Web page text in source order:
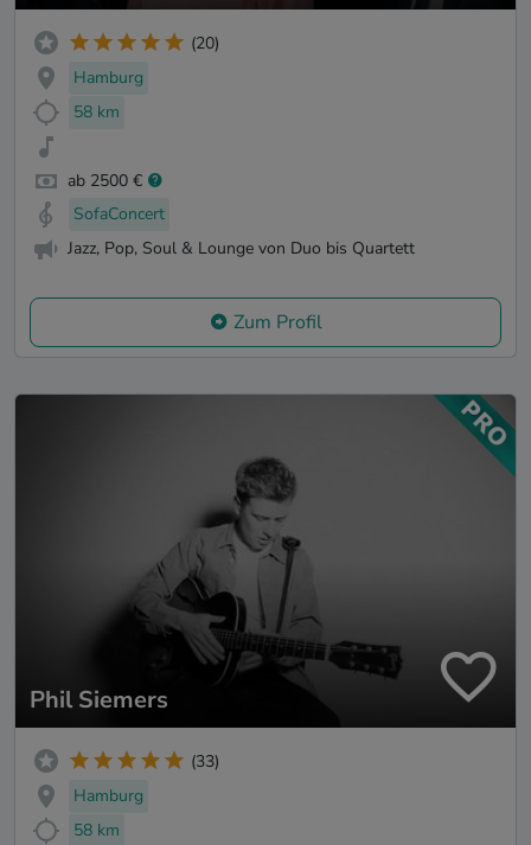
(20)
Hamburg
58 km
ab 2500 €
SofaConcert
Jazz, Pop, Soul & Lounge von Duo bis Quartett
Zum Profil
Phil Siemers
(33)
Hamburg
58 km